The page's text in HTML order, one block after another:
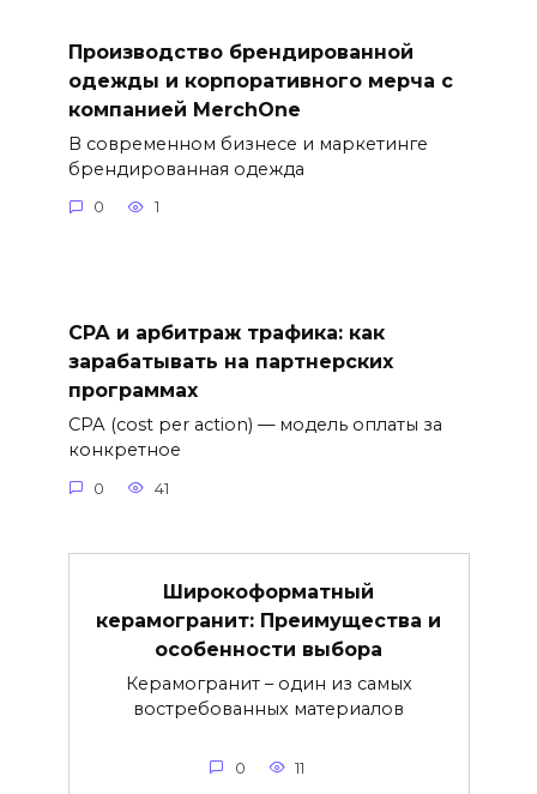
Производство брендированной
одежды и корпоративного мерча с
компанией MerchOne
В современном бизнесе и маркетинге
брендированная одежда
0 1
СРА и арбитраж трафика: как
зарабатывать на партнерских
программах
СРА (cost per action) — модель оплаты за
конкретное
0 41
Широкоформатный
керамогранит: Преимущества и
особенности выбора
Керамогранит – один из самых
востребованных материалов
0 11